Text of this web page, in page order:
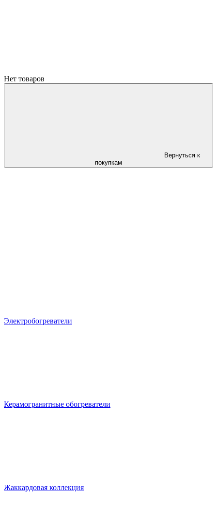
Нет товаров
Вернуться к
покупкам
Электробогреватели
Керамогранитные обогреватели
Жаккардовая коллекция